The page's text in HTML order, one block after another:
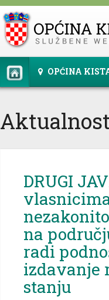
OPĆINA
DRUGI
na
radi
izdavanje
stanju